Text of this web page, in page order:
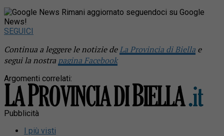
Rimani aggiornato seguendoci su Google
News!
SEGUICI
Continua a leggere le notizie deLa Provincia di Biella e
segui la nostra pagina Facebook
Argomenti correlati:
Pubblicità
I più visti